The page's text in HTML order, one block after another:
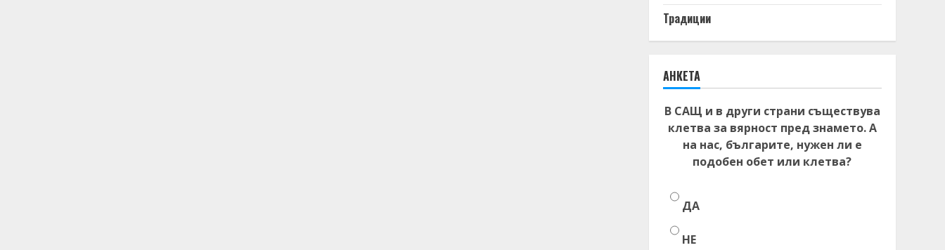
Традиции
АНКЕТА
В САЩ и в други страни съществува
клетва за вярност пред знамето. А
на нас, българите, нужен ли е
подобен обет или клетва?
ДА
НЕ